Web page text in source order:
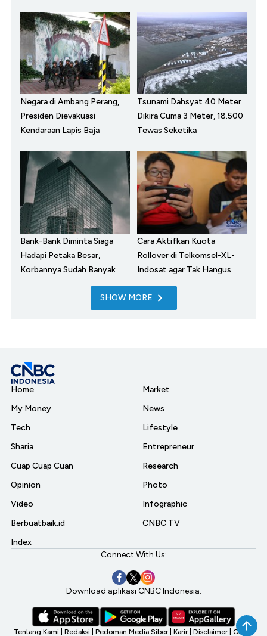
Negara di Ambang Perang,
Presiden Dievakuasi
Kendaraan Lapis Baja
Tsunami Dahsyat 40 Meter
Dikira Cuma 3 Meter, 18.500
Tewas Seketika
Bank-Bank Diminta Siaga
Hadapi Petaka Besar,
Korbannya Sudah Banyak
Cara Aktifkan Kuota
Rollover di Telkomsel-XL-
Indosat agar Tak Hangus
SHOW MORE
Home
My Money
Tech
Sharia
Cuap Cuap Cuan
Opinion
Video
Berbuatbaik.id
Index
Market
News
Lifestyle
Entrepreneur
Research
Photo
Infographic
CNBC TV
Connect With Us:
Download aplikasi CNBC Indonesia:
Tentang Kami Redaksi Pedoman Media Siber Karir Disclaimer CNBC